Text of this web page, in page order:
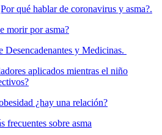
qué hablar de coronavirus y asma?.
morir por asma?
y Medicinas.
aplicados mientras el niño
¿hay una relación?
frecuentes sobre asma